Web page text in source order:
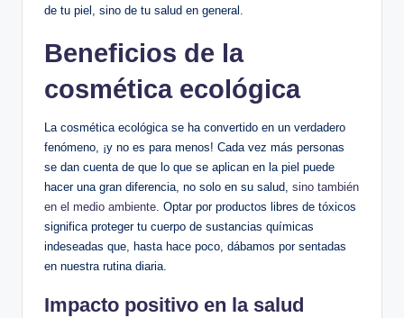
de tu piel, sino de tu salud en general.
Beneficios de la
cosmética ecológica
La cosmética ecológica se ha convertido en un verdadero
fenómeno, ¡y no es para menos! Cada vez más personas
se dan cuenta de que lo que se aplican en la piel puede
hacer una gran diferencia, no solo en su salud, sino también
en el medio ambiente. Optar por productos libres de tóxicos
significa proteger tu cuerpo de sustancias químicas
indeseadas que, hasta hace poco, dábamos por sentadas
en nuestra rutina diaria.
Impacto positivo en la salud